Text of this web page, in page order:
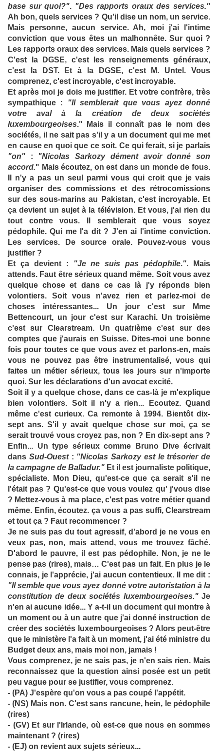
base sur quoi?". "Des rapports oraux des services."
Ah bon, quels services ? Qu'il dise un nom, un service.
Mais personne, aucun service. Ah, moi j'ai l'intime
conviction que vous êtes un malhonnête. Sur quoi ?
Les rapports oraux des services. Mais quels services ?
C'est la DGSE, c'est les renseignements généraux,
c'est la DST. Et à la DGSE, c'est M. Untel. Vous
comprenez, c'est incroyable, c'est incroyable.
Et après moi je dois me justifier. Et votre confrère, très
sympathique : "Il semblerait que vous ayez donné
votre aval à la création de deux sociétés
luxembourgeoises." Mais il connaît pas le nom des
sociétés, il ne sait pas s'il y a un document qui me met
en cause en quoi que ce soit. Ce qui ferait, si je parlais
"on" : "Nicolas Sarkozy dément avoir donné son
accord." Mais écoutez, on est dans un monde de fous.
Il n'y a pas un seul parmi vous qui croit que je vais
organiser des commissions et des rétrocomissions
sur des sous-marins au Pakistan, c'est incroyable. Et
ça devient un sujet à la télévision. Et vous, j'ai rien du
tout contre vous. Il semblerait que vous soyez
pédophile. Qui me l'a dit ? J'en ai l'intime conviction.
Les services. De source orale. Pouvez-vous vous
justifier ?
Et ça devient : "Je ne suis pas pédophile.". Mais
attends. Faut être sérieux quand même. Soit vous avez
quelque chose et dans ce cas là j'y réponds bien
volontiers. Soit vous n'avez rien et parlez-moi de
choses intéressantes... Un jour c'est sur Mme
Bettencourt, un jour c'est sur Karachi. Un troisième
c'est sur Clearstream. Un quatrième c'est sur des
comptes que j'aurais en Suisse. Dites-moi une bonne
fois pour toutes ce que vous avez et parlons-en, mais
vous ne pouvez pas être instrumentalisé, vous qui
faites un métier sérieux, tous les jours sur n'importe
quoi. Sur les déclarations d'un avocat excité.
Soit il y a quelque chose, dans ce cas-là je m'explique
bien volontiers. Soit il n'y a rien... Ecoutez. Quand
même c'est curieux. Ca remonte à 1994. Bientôt dix-
sept ans. S'il y avait quelque chose sur moi, ça se
serait trouvé vous croyez pas, non ? En dix-sept ans ?
Enfin... Un type sérieux comme Bruno Dive écrivait
dans Sud-Ouest: "Nicolas Sarkozy est le trésorier de
la campagne de Balladur." Et il est journaliste politique,
spécialiste. Mon Dieu, qu'est-ce que ça serait s'il ne
l'était pas ? Qu'est-ce que vous voulez qu' j'vous dise
? Mettez-vous à ma place, c'est pas votre métier quand
même. Enfin, écoutez. ça vous a pas suffi, Clearstream
et tout ça ? Faut recommencer ?
Je ne suis pas du tout agressif, d'abord je ne vous en
veux pas, non, mais attend, vous me trouvez fâché.
D'abord le pauvre, il est pas pédophile. Non, je ne le
pense pas (rires), mais… C'est pas un fait. En plus je le
connais, je l'apprécie, j'ai aucun contentieux. Il me dit :
"Il semble que vous ayez donné votre autoristation à la
constitution de deux sociétés luxembourgeoises."Je
n'en ai aucune idée... Y a-t-il un document qui montre à
un moment ou à un autre que j'ai donné instruction de
créer des sociétés luxembourgeoises ? Alors peut-être
que le ministère l'a fait à un moment, j'ai été ministre du
Budget deux ans, mais moi non, jamais !
Vous comprenez, je ne sais pas, je n'en sais rien. Mais
reconnaissez que la question ainsi posée est un petit
peu vague pour se justifier, vous comprenez.
- (PA) J'espère qu'on vous a pas coupé l'appétit.
- (NS) Mais non. C'est sans rancune, hein, le pédophile
(rires)
- (GV) Et sur l'Irlande, où est-ce que nous en sommes
maintenant ? (rires)
- (EJ) on revient aux sujets sérieux...